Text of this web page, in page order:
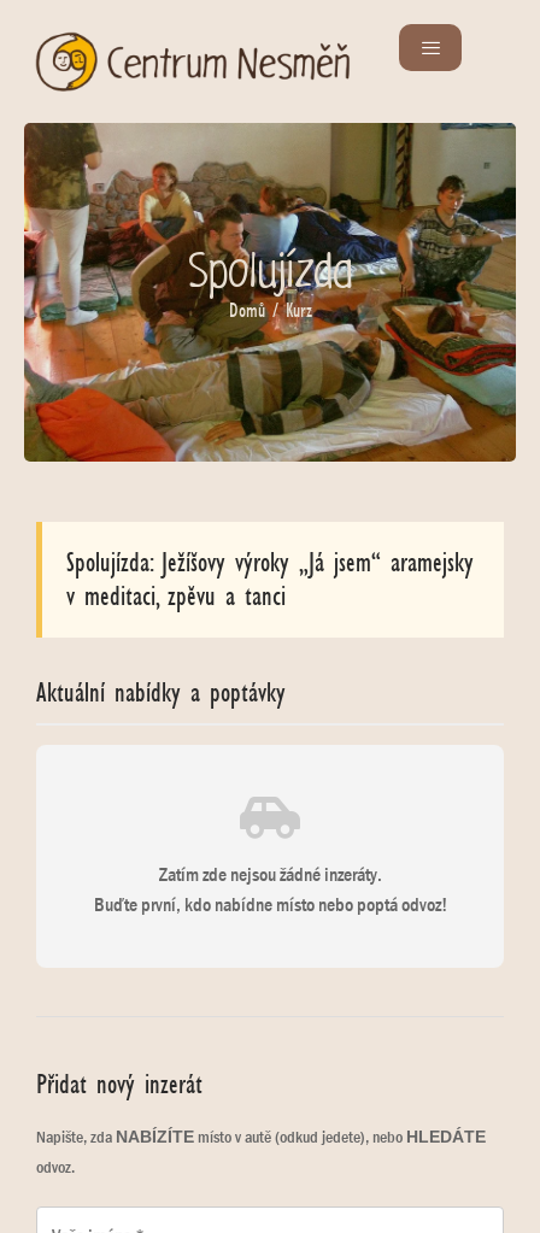
Spolujízda
Domů/ Kurz
Spolujízda: Ježíšovy výroky „Já jsem“ aramejsky
v meditaci, zpěvu a tanci
Aktuální nabídky a poptávky
Zatím zde nejsou žádné inzeráty.
Buďte první, kdo nabídne místo nebo poptá odvoz!
Přidat nový inzerát
Napište, zda NABÍZÍTEmísto v autě (odkud jedete), nebo HLEDÁTE
odvoz.